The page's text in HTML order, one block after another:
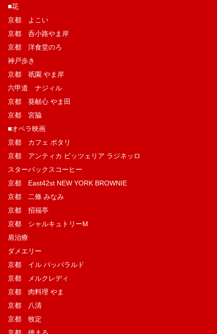
■花
京都 よこい
京都 呑小路やま岸
京都 洋食堂のろ
神戸歩き
京都 祇園 やま岸
六甲道 ナジィル
京都 葵献心 やま田
京都 宮脇
■オペラ映画
京都 カフェ ポタリ
京都 アンティカ ピッツェリア ラジネッロ
スターバックスコーヒー
京都 East42st NEW YORK BROWNIE
京都 二條 みなみ
京都 招福亭
京都 シャルキュトリーM
肩治療
ダメエリー
京都 イル パッパラルド
京都 メルクレディ
京都 肉料理 やま
京都 八清
京都 牧定
京都 徳まる